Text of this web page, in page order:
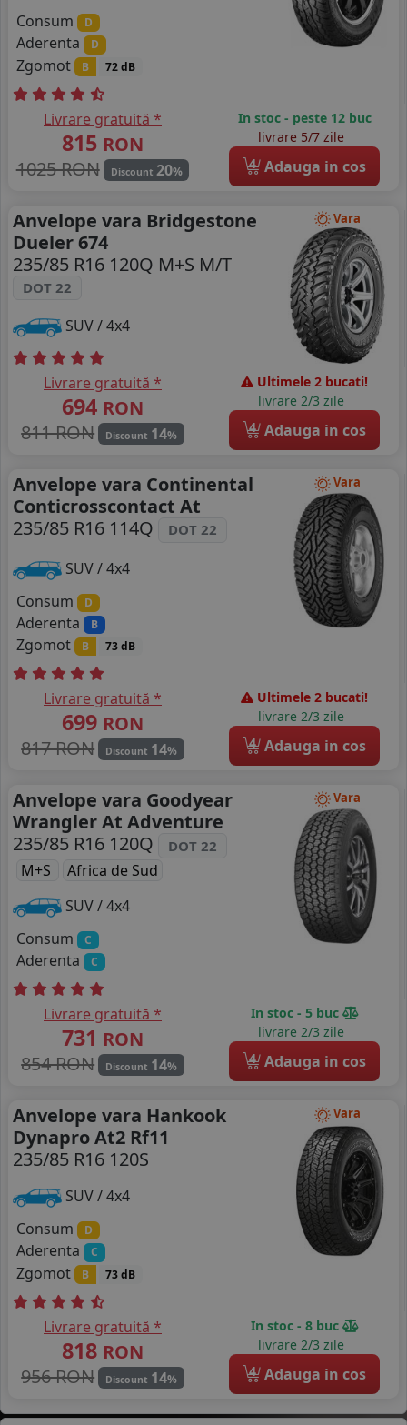
Consum
D
Aderenta D
Zgomot B 72 dB
Livrare gratuită *
815 RON
1025 RON
Discount 20%
In stoc - peste 12 buc
livrare 5/7 zile
4 Adauga in cos
Vara
Anvelope vara Bridgestone
Dueler 674
235/85 R16 120Q M+S M/T
DOT 22
SUV / 4x4
Livrare gratuită *
694 RON
811 RON
Discount 14%
Ultimele 2 bucati!
livrare 2/3 zile
4 Adauga in cos
Vara
Anvelope vara Continental
Conticrosscontact At
235/85 R16 114Q
DOT 22
SUV / 4x4
Consum
D
Aderenta B
Zgomot B 73 dB
Livrare gratuită *
699 RON
817 RON
Discount 14%
Ultimele 2 bucati!
livrare 2/3 zile
4 Adauga in cos
Vara
Anvelope vara Goodyear
Wrangler At Adventure
235/85 R16 120Q
DOT 22
M+S
Africa de Sud
SUV / 4x4
Consum
C
Aderenta C
Livrare gratuită *
731 RON
854 RON
Discount 14%
In stoc - 5 buc
livrare 2/3 zile
4 Adauga in cos
Vara
Anvelope vara Hankook
Dynapro At2 Rf11
235/85 R16 120S
SUV / 4x4
Consum
D
Aderenta C
Zgomot B 73 dB
Livrare gratuită *
818 RON
956 RON
Discount 14%
In stoc - 8 buc
livrare 2/3 zile
4 Adauga in cos